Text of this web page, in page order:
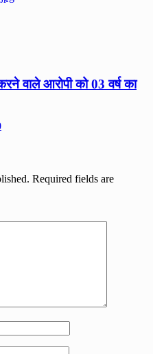
वाले आरोपी को 03 वर्ष का
Required fields are